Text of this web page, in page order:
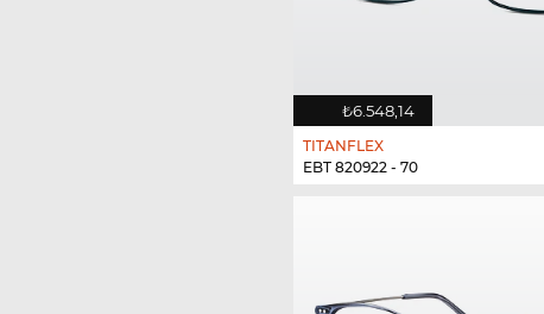
₺6.548,14
TITANFLEX
EBT 820922 - 70